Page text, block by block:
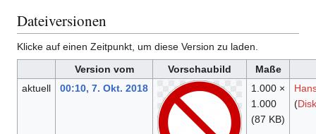
Dateiversionen
Klicke auf einen Zeitpunkt, um diese Version zu laden.
Version vom
Vorschaubild
Maße
aktuell
00:10, 7. Okt. 2018
1.000 ×
1.000
(87 KB)
(